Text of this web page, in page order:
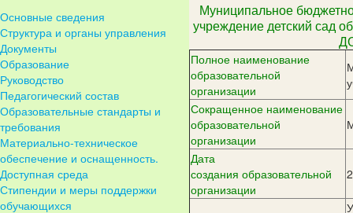
Основные сведения
Структура и органы управления
Документы
Образование
Руководство
Педагогический состав
Образовательные стандарты и
требования
Материально-техническое
обеспечение и оснащенность.
Доступная среда
Стипендии и меры поддержки
обучающихся
Муниципальное
учреждение детский сад
Полное наименование
образовательной
организации
Сокращенное наименование
образовательной
организации
Дата
создания образовательной
организации